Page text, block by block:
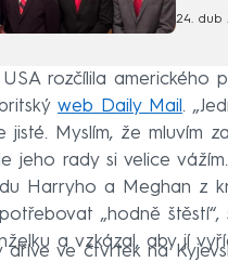
24. dub
rozčílila amerického
web Daily Mail .
jisté. Myslím, že mluvím
jeho rady si velice
Harryho a Meghan z
„hodně
a vzkázal, aby jí
dříve ve čtvrtek na